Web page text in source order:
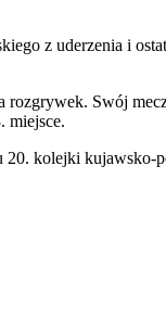
z uderzenia i
Swój
miejsce.
kolejki